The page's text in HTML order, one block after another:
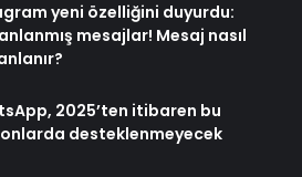
yeni özelliğini duyurdu:
mesajlar! Mesaj nasıl
2025’ten itibaren bu
desteklenmeyecek